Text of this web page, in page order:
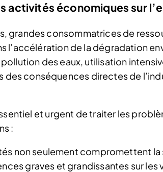
activités économiques sur
grandes consommatrices de
l’accélération de la dégradation
des eaux, utilisation
des conséquences directes de
et urgent de traiter les
:
non seulement compromettent
graves et grandissantes sur les